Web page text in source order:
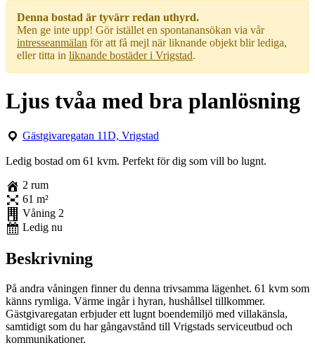
Denna bostad är tyvärr redan uthyrd.
Men ge inte upp! Gör istället en spontanansökan via vår
intresseanmälan för att få mejl när liknande objekt blir lediga,
eller titta in liknande bostäder i Vrigstad.
Ljus tvåa med bra planlösning
Gästgivaregatan 11D, Vrigstad
Ledig bostad om 61 kvm. Perfekt för dig som vill bo lugnt.
2 rum
61 m²
Våning 2
Ledig nu
Beskrivning
På andra våningen finner du denna trivsamma lägenhet. 61 kvm som
känns rymliga. Värme ingår i hyran, hushållsel tillkommer.
Gästgivaregatan erbjuder ett lugnt boendemiljö med villakänsla,
samtidigt som du har gångavstånd till Vrigstads serviceutbud och
kommunikationer.